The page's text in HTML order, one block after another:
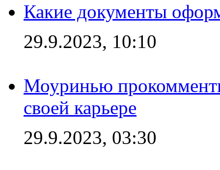
Какие документы
29.9.2023, 10:10
Моуринью
своей карьере
29.9.2023, 03:30